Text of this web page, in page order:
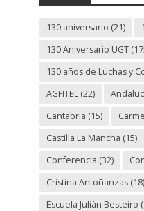
130 aniversario (21)
130 Aniversario UGT
130 años de Luchas y
AGFITEL(22)
Cantabria (15)
Castilla La Mancha (15)
Conferencia (32)
Cristina Antoñanzas(18)
Escuela Julián Besteiro